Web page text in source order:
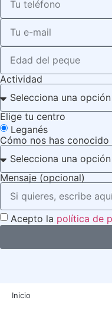
Actividad
Elige tu centro
Leganés
Cómo nos has conocido
Mensaje (opcional)
Acepto la política de
Inicio